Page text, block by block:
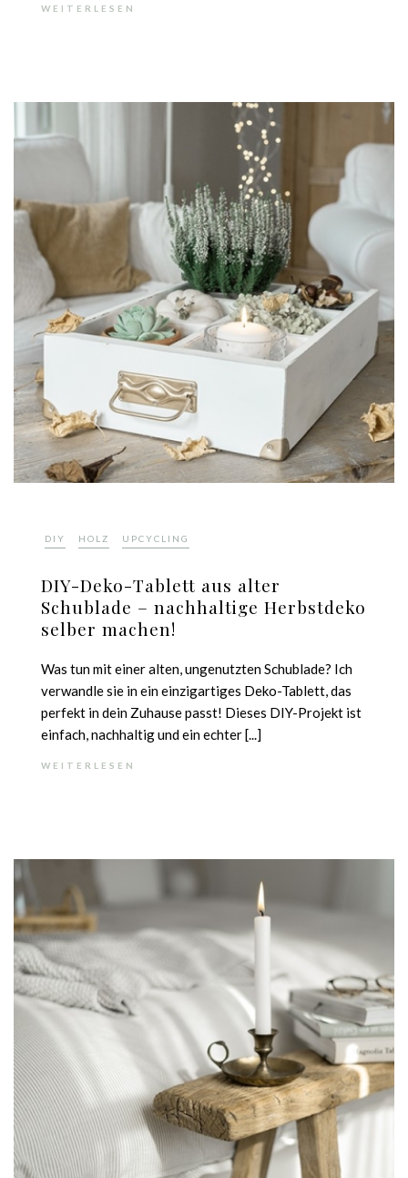
WEITERLESEN
DIY HOLZ UPCYCLING
DIY-Deko-Tablett aus alter
Schublade – nachhaltige Herbstdeko
selber machen!
Was tun mit einer alten, ungenutzten Schublade? Ich
verwandle sie in ein einzigartiges Deko-Tablett, das
perfekt in dein Zuhause passt! Dieses DIY-Projekt ist
einfach, nachhaltig und ein echter [...]
WEITERLESEN